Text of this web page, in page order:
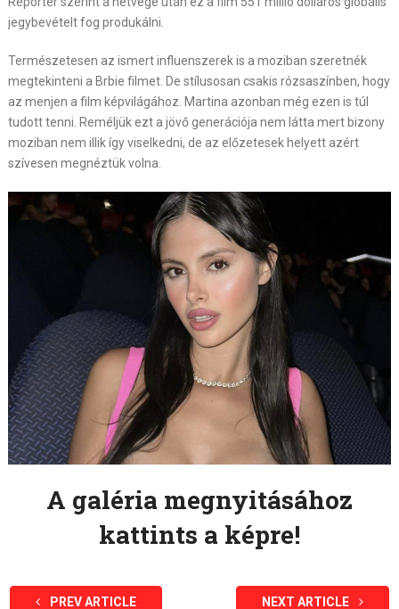
jegybevételt fog produkálni.
Természetesen az ismert influenszerek is a moziban szeretnék
megtekinteni a Brbie filmet. De stílusosan csakis rózsaszínben, hogy
az menjen a film képvilágához. Martina azonban még ezen is túl
tudott tenni. Reméljük ezt a jövő generációja nem látta mert bizony
moziban nem illik így viselkedni, de az előzetesek helyett azért
szívesen megnéztük volna.
A galéria megnyitásához
kattints a képre!
PREV ARTICLE NEXT ARTICLE